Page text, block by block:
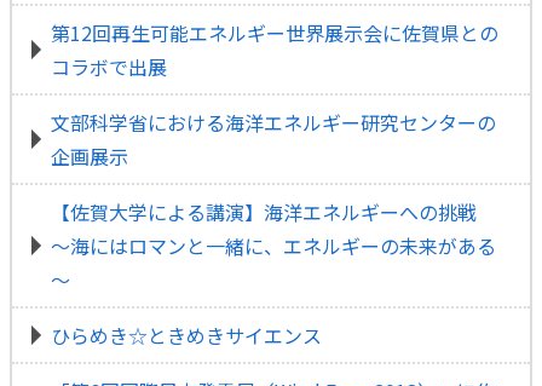
第12回再生可能エネルギー世界展示会に佐賀県との
コラボで出展
文部科学省における海洋エネルギー研究センターの
企画展示
【佐賀大学による講演】海洋エネルギーへの挑戦
～海にはロマンと一緒に、エネルギーの未来がある
～
ひらめき☆ときめきサイエンス